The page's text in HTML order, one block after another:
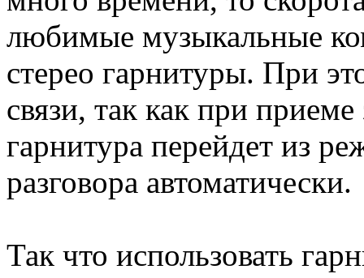
любимые музыкальные
стерео гарнитуры. При
связи, так как при
гарнитура перейдет из
разговора автоматически.
Так что использовать